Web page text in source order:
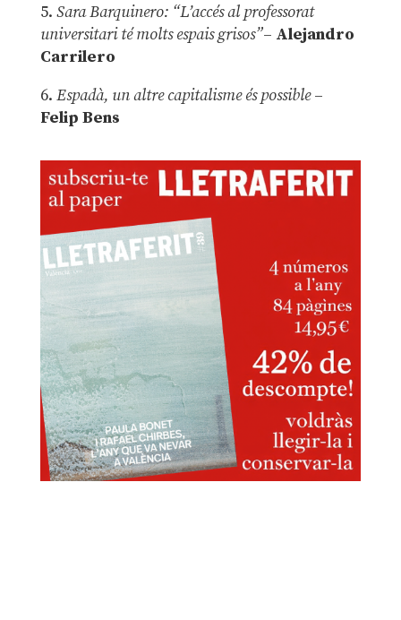
5. Sara Barquinero: “L’accés al professorat
universitari té molts espais grisos”– Alejandro
Carrilero
6. Espadà, un altre capitalisme és possible –
Felip Bens